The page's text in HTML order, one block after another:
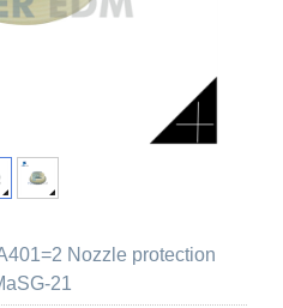
Nozzle protection
21